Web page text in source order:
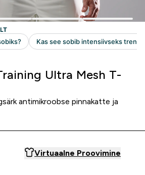
Ultra Mesh T-
antimikroobse pinnakatte ja
Virtuaalne Proovimine